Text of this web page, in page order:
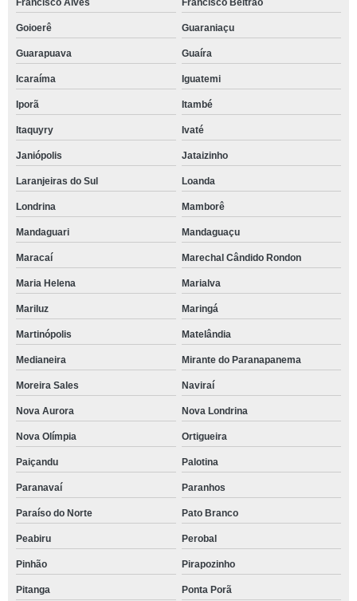
Francisco Alves Francisco Beltrão
Goioerê Guaraniaçu
Guarapuava Guaíra
Icaraíma Iguatemi
Iporã Itambé
Itaquyry Ivaté
Janiópolis Jataizinho
Laranjeiras do Sul Loanda
Londrina Mamborê
Mandaguari Mandaguaçu
Maracaí Marechal Cândido Rondon
Maria Helena Marialva
Mariluz Maringá
Martinópolis Matelândia
Medianeira Mirante do Paranapanema
Moreira Sales Naviraí
Nova Aurora Nova Londrina
Nova Olímpia Ortigueira
Paiçandu Palotina
Paranavaí Paranhos
Paraíso do Norte Pato Branco
Peabiru Perobal
Pinhão Pirapozinho
Pitanga Ponta Porã